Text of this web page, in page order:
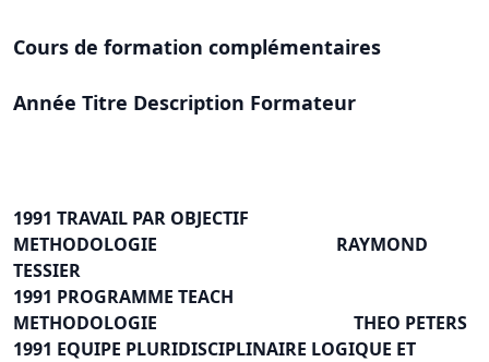
Cours de formation complémentaires
Année Titre Description Formateur
1991 TRAVAIL PAR OBJECTIF
METHODOLOGIE RAYMOND
TESSIER
1991 PROGRAMME TEACH
METHODOLOGIE THEO PETERS
1991 EQUIPE PLURIDISCIPLINAIRE LOGIQUE ET